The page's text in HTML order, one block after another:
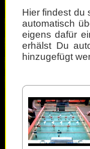
Hier findest du
automatisch
eigens dafür
erhälst Du
hinzugefügt